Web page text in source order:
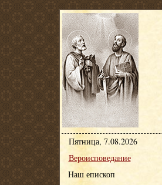
Пятница, 7.08.2026
Вероисповедание
Наш епископ